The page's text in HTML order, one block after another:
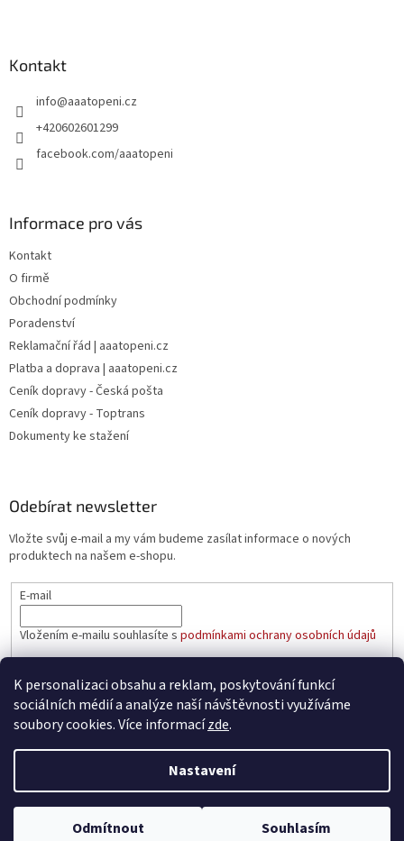
K personalizaci obsahu a reklam, poskytování funkcí
sociálních médií a analýze naší návštěvnosti využíváme
soubory cookies. Více informacízde.
Nastavení
Odmítnout Souhlasím
Kontakt
info@aaatopeni.cz
+420602601299
facebook.com/aaatopeni
Informace pro vás
Kontakt
O firmě
Obchodní podmínky
Poradenství
Reklamační řád | aaatopeni.cz
Platba a doprava | aaatopeni.cz
Ceník dopravy - Česká pošta
Ceník dopravy - Toptrans
Dokumenty ke stažení
Odebírat newsletter
Vložte svůj e-mail a my vám budeme zasílat informace o nových
produktech na našem e-shopu.
E-mail
Vložením e-mailu souhlasíte s podmínkami ochrany osobních údajů
PŘIHLÁSIT SE
Copyright 2026aaatopeni.cz. Všechna práva vyhrazena.Upravit